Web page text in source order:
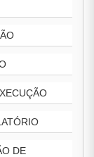
DE